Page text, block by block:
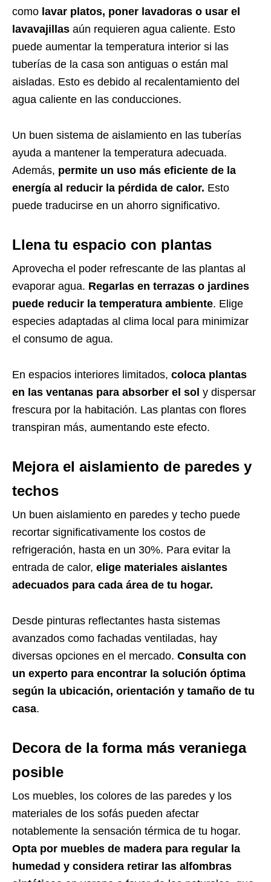
como lavar platos, poner lavadoras o usar el
lavavajillas aún requieren agua caliente. Esto
puede aumentar la temperatura interior si las
tuberías de la casa son antiguas o están mal
aisladas. Esto es debido al recalentamiento del
agua caliente en las conducciones.
Un buen sistema de aislamiento en las tuberías
ayuda a mantener la temperatura adecuada.
Además, permite un uso más eficiente de la
energía al reducir la pérdida de calor. Esto
puede traducirse en un ahorro significativo.
Llena tu espacio con plantas
Aprovecha el poder refrescante de las plantas al
evaporar agua. Regarlas en terrazas o jardines
puede reducir la temperatura ambiente. Elige
especies adaptadas al clima local para minimizar
el consumo de agua.
En espacios interiores limitados, coloca plantas
en las ventanas para absorber el sol y dispersar
frescura por la habitación. Las plantas con flores
transpiran más, aumentando este efecto.
Mejora el aislamiento de paredes y
techos
Un buen aislamiento en paredes y techo puede
recortar significativamente los costos de
refrigeración, hasta en un 30%. Para evitar la
entrada de calor, elige materiales aislantes
adecuados para cada área de tu hogar.
Desde pinturas reflectantes hasta sistemas
avanzados como fachadas ventiladas, hay
diversas opciones en el mercado. Consulta con
un experto para encontrar la solución óptima
según la ubicación, orientación y tamaño de tu
casa.
Decora de la forma más veraniega
posible
Los muebles, los colores de las paredes y los
materiales de los sofás pueden afectar
notablemente la sensación térmica de tu hogar.
Opta por muebles de madera para regular la
humedad y considera retirar las alfombras